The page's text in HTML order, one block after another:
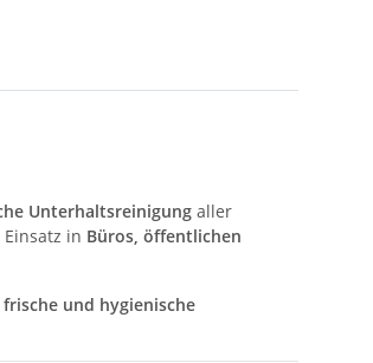
Unterhaltsreinigung aller
in Büros, öffentlichen
frische und hygienische